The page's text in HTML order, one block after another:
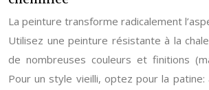
La peinture transforme radicalement
Utilisez une peinture résistante à la
de nombreuses couleurs et finitions
Pour un style vieilli, optez pour la patine: